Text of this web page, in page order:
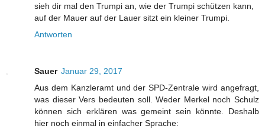
sieh dir mal den Trumpi an, wie der Trumpi schützen kann,
auf der Mauer auf der Lauer sitzt ein kleiner Trumpi.
Antworten
Sauer Januar 29, 2017
Aus dem Kanzleramt und der SPD-Zentrale wird angefragt,
was dieser Vers bedeuten soll. Weder Merkel noch Schulz
können sich erklären was gemeint sein könnte. Deshalb
hier noch einmal in einfacher Sprache: